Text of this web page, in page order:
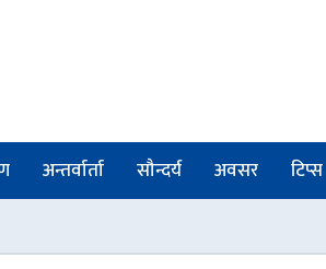
अन्तर्वार्ता सौन्दर्य अवसर टिप्स